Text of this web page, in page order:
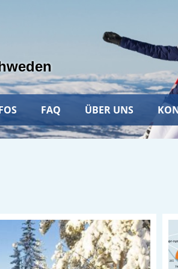
FAQ ÜBER UNS